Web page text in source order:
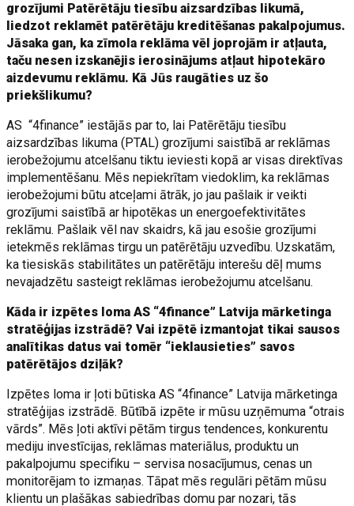
grozījumi Patērētāju tiesību aizsardzības likumā,
liedzot reklamēt patērētāju kreditēšanas pakalpojumus.
Jāsaka gan, ka zīmola reklāma vēl joprojām ir atļauta,
taču nesen izskanējis ierosinājums atļaut hipotekāro
aizdevumu reklāmu. Kā Jūs raugāties uz šo
priekšlikumu?
AS “4finance” iestājās par to, lai Patērētāju tiesību
aizsardzības likuma (PTAL) grozījumi saistībā ar reklāmas
ierobežojumu atcelšanu tiktu ieviesti kopā ar visas direktīvas
implementēšanu. Mēs nepiekrītam viedoklim, ka reklāmas
ierobežojumi būtu atceļami ātrāk, jo jau pašlaik ir veikti
grozījumi saistībā ar hipotēkas un energoefektivitātes
reklāmu. Pašlaik vēl nav skaidrs, kā jau esošie grozījumi
ietekmēs reklāmas tirgu un patērētāju uzvedību. Uzskatām,
ka tiesiskās stabilitātes un patērētāju interešu dēļ mums
nevajadzētu sasteigt reklāmas ierobežojumu atcelšanu.
Kāda ir izpētes loma AS “4finance” Latvija mārketinga
stratēģijas izstrādē? Vai izpētē izmantojat tikai sausos
analītikas datus vai tomēr “ieklausieties” savos
patērētājos dziļāk?
Izpētes loma ir ļoti būtiska AS “4finance” Latvija mārketinga
stratēģijas izstrādē. Būtībā izpēte ir mūsu uzņēmuma “otrais
vārds”. Mēs ļoti aktīvi pētām tirgus tendences, konkurentu
mediju investīcijas, reklāmas materiālus, produktu un
pakalpojumu specifiku – servisa nosacījumus, cenas un
monitorējam to izmaņas. Tāpat mēs regulāri pētām mūsu
klientu un plašākas sabiedrības domu par nozari, tās